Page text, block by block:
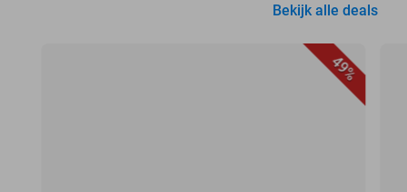
Bekijk alle deals
49%